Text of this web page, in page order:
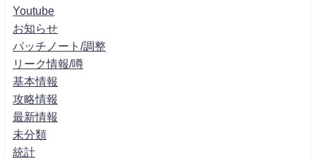
Youtube
お知らせ
パッチノート/調整
リーク情報/噂
基本情報
攻略情報
最新情報
未分類
統計